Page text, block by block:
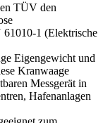
TÜV den
61010-1 (Elektrische
Eigengewicht und
Kranwaage
Messgerät in
Hafenanlagen